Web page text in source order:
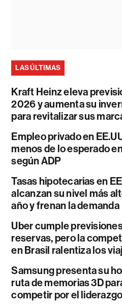
LAS ÚLTIMAS
Kraft Heinz eleva
2026 y aumenta su
para revitalizar sus
Empleo privado en
menos de lo esperado
según ADP
Tasas hipotecarias en
alcanzan su nivel más
año y frenan la demanda
Uber cumple
reservas, pero la
en Brasil ralentiza los
Samsung presenta su
ruta de memorias 3D
competir por el